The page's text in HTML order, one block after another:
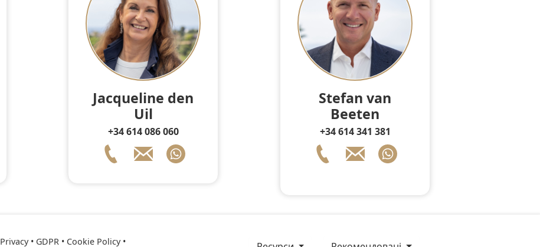
Jacqueline den
Uil
+34 614 086 060
Stefan van
Beeten
+34 614 341 381
Privacy • GDPR • Cookie Policy•